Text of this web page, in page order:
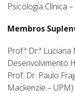
Psicologia Clínica
Membros
Prof.ª Dr.ª
Desenvolvimento
Prof. Dr. Paulo
Mackenzie – UPM)